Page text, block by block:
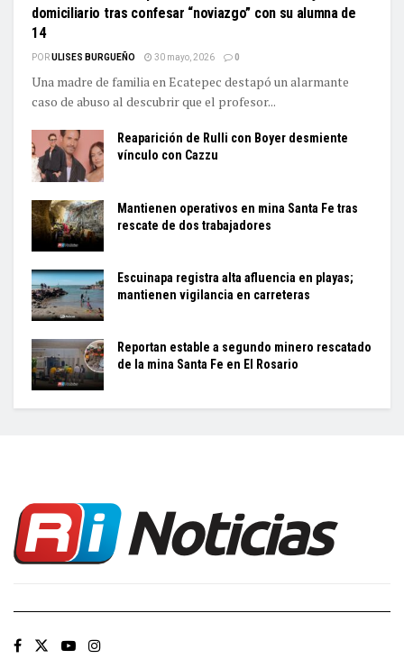
domiciliario tras confesar “noviazgo” con su alumna de
14
PORULISES BURGUEÑO 30 mayo, 2026 0
Una madre de familia en Ecatepec destapó un alarmante
caso de abuso al descubrir que el profesor...
Reaparición de Rulli con Boyer desmiente
vínculo con Cazzu
Mantienen operativos en mina Santa Fe tras
rescate de dos trabajadores
Escuinapa registra alta afluencia en playas;
mantienen vigilancia en carreteras
Reportan estable a segundo minero rescatado
de la mina Santa Fe en El Rosario